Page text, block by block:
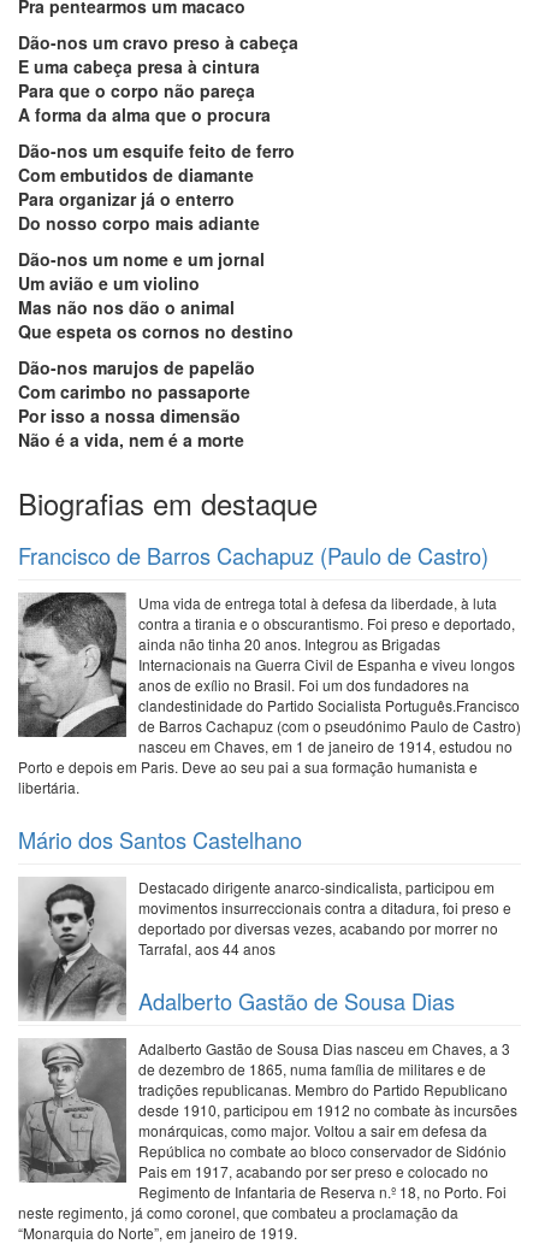
Pra pentearmos um macaco
Dão-nos um cravo preso à cabeça
E uma cabeça presa à cintura
Para que o corpo não pareça
A forma da alma que o procura
Dão-nos um esquife feito de ferro
Com embutidos de diamante
Para organizar já o enterro
Do nosso corpo mais adiante
Dão-nos um nome e um jornal
Um avião e um violino
Mas não nos dão o animal
Que espeta os cornos no destino
Dão-nos marujos de papelão
Com carimbo no passaporte
Por isso a nossa dimensão
Não é a vida, nem é a morte
Biografias em destaque
Francisco de Barros Cachapuz (Paulo de Castro)
Uma vida de entrega total à defesa da liberdade, à luta
contra a tirania e o obscurantismo. Foi preso e deportado,
ainda não tinha 20 anos. Integrou as Brigadas
Internacionais na Guerra Civil de Espanha e viveu longos
anos de exílio no Brasil. Foi um dos fundadores na
clandestinidade do Partido Socialista Português.Francisco
de Barros Cachapuz (com o pseudónimo Paulo de Castro)
nasceu em Chaves, em 1 de janeiro de 1914, estudou no
Porto e depois em Paris. Deve ao seu pai a sua formação humanista e
libertária.
Mário dos Santos Castelhano
Destacado dirigente anarco-sindicalista, participou em
movimentos insurreccionais contra a ditadura, foi preso e
deportado por diversas vezes, acabando por morrer no
Tarrafal, aos 44 anos
Adalberto Gastão de Sousa Dias
Adalberto Gastão de Sousa Dias nasceu em Chaves, a 3
de dezembro de 1865, numa família de militares e de
tradições republicanas. Membro do Partido Republicano
desde 1910, participou em 1912 no combate às incursões
monárquicas, como major. Voltou a sair em defesa da
República no combate ao bloco conservador de Sidónio
Pais em 1917, acabando por ser preso e colocado no
Regimento de Infantaria de Reserva n.º 18, no Porto. Foi
neste regimento, já como coronel, que combateu a proclamação da
“Monarquia do Norte”, em janeiro de 1919.